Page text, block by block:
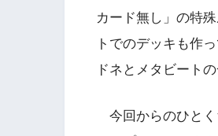
カード無し」の特
トでのデッキも作
ドネとメタビート
今回からのひとく